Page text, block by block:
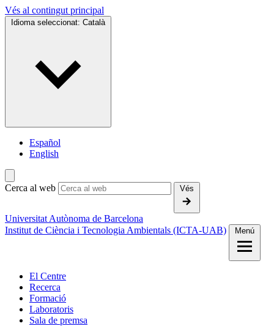
Vés al contingut principal
Idioma seleccionat: Català
Español
English
Cerca al web Vés
Universitat Autònoma de Barcelona
Institut de Ciència i Tecnologia Ambientals (ICTA-UAB)
Menú
El Centre
Recerca
Formació
Laboratoris
Sala de premsa